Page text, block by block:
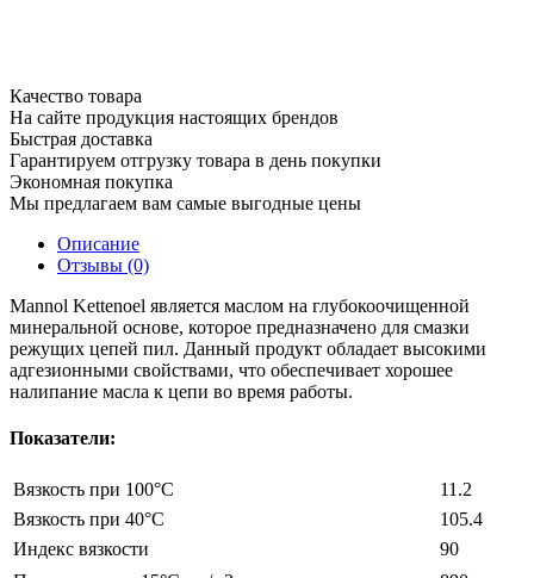
Качество товара
На сайте продукция настоящих брендов
Быстрая доставка
Гарантируем отгрузку товара в день покупки
Экономная покупка
Мы предлагаем вам самые выгодные цены
Описание
Отзывы (0)
Mannol Kettenoel является маслом на глубокоочищенной
минеральной основе, которое предназначено для смазки
режущих цепей пил. Данный продукт обладает высокими
адгезионными свойствами, что обеспечивает хорошее
налипание масла к цепи во время работы.
Показатели:
Вязкость при 100°C
11.2
Вязкость при 40°C
105.4
Индекс вязкости
90